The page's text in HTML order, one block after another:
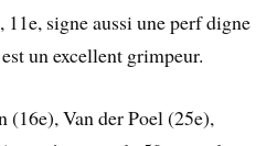
signe aussi une perf digne
un excellent grimpeur.
(16e), Van der Poel (25e),